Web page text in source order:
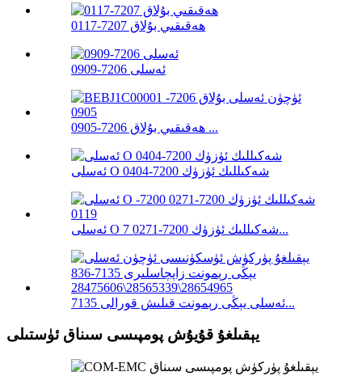
ھەقىقىي بۇلاق 7207-0117
ئەسلى 7206-0909
ھەقىقىي بۇلاق 7206-0905 ...
ئەسلى O شەكىللىك ئۈزۈك 7200-0404
ئەسلى O شەكىللىك ئۈزۈك 7200-0271 7...
ئەسلى يېڭى رېمونت قىلىش قورالى 7135...
يېقىلغۇ قۇيۇش پومپىسى سىناق ئۈستىلى